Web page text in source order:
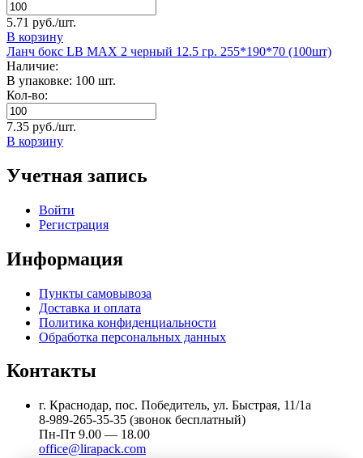
5.71 руб./шт.
В корзину
Ланч бокс LB MAX 2 черный 12.5 гр. 255*190*70 (100шт)
Наличие:
В упаковке: 100 шт.
Кол-во:
7.35 руб./шт.
В корзину
Учетная запись
Войти
Регистрация
Информация
Пункты самовывоза
Доставка и оплата
Политика конфиденциальности
Обработка персональных данных
Контакты
г. Краснодар, пос. Победитель, ул. Быстрая, 11/1а
8-989-265-35-35 (звонок бесплатный)
Пн-Пт 9.00 — 18.00
office@lirapack.com